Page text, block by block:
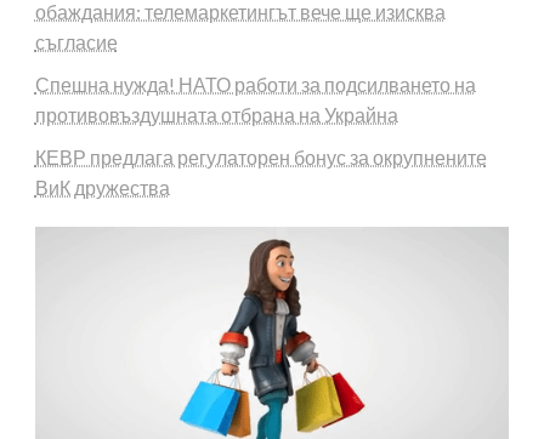
обаждания: телемаркетингът вече ще изисква
съгласие
Спешна нужда! НАТО работи за подсилването на
противовъздушната отбрана на Украйна
КЕВР предлага регулаторен бонус за окрупнените
ВиК дружества